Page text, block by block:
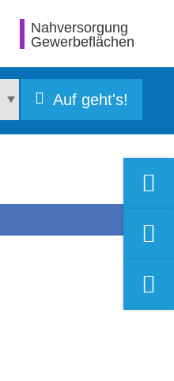
Nahversorgung
Gewerbeflächen
Auf geht's!